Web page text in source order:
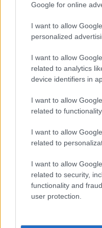
Google for online
I want to allow
personalized
I want to allow
related to analytics
device identifiers in
I want to allow
related to
I want to allow
related to
I want to allow
related to security,
functionality and
user protection.
da